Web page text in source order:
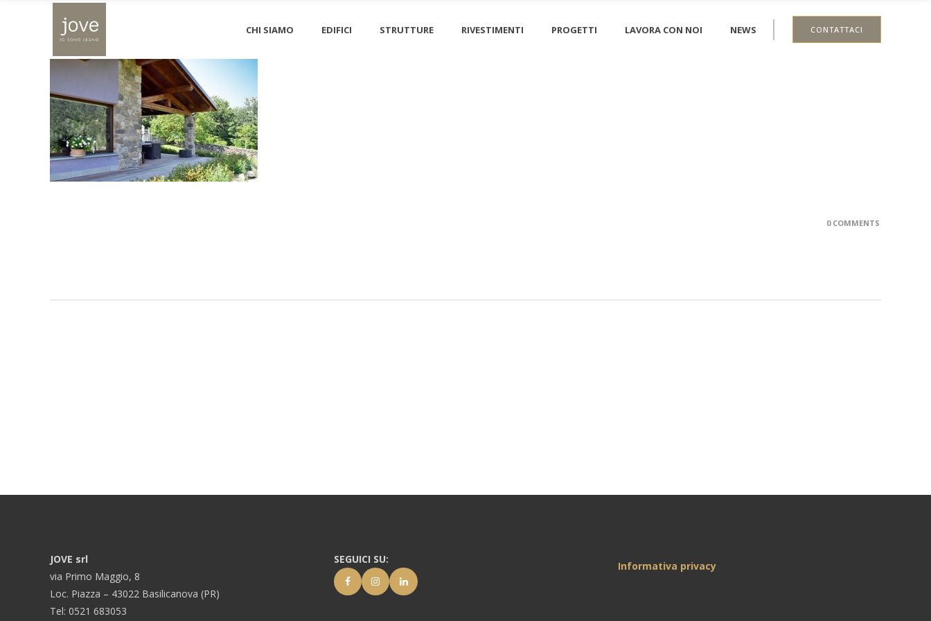
CHI SIAMO EDIFICI STRUTTURE RIVESTIMENTI PROGETTI LAVORA CON NOI NEWS CONTATTACI
corniglio_jove_06
0 COMMENTS
JOVE srl
via Primo Maggio, 8
Loc. Piazza – 43022 Basilicanova (PR)
Tel: 0521 683053
SEGUICI SU:
Informativa privacy